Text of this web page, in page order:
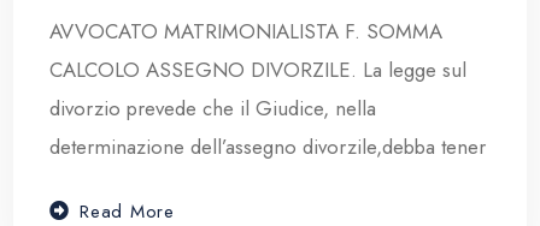
AVVOCATO MATRIMONIALISTA F. SOMMA
CALCOLO ASSEGNO DIVORZILE. La legge sul
divorzio prevede che il Giudice, nella
determinazione dell’assegno divorzile,debba tener
Read More